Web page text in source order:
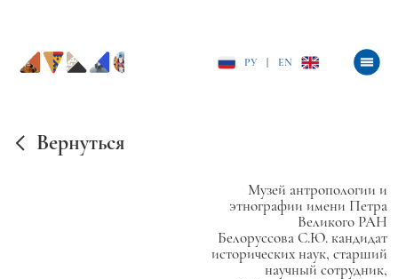
РУ EN
Вернуться
Музей антропологии и
этнографии имени Петра
Великого РАН
Белоруссова С.Ю. кандидат
исторических наук, старший
научный сотрудник,